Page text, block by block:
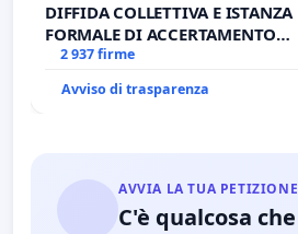
DIFFIDA COLLETTIVA E ISTANZA
FORMALE DI ACCERTAMENTO
CANONICO SU ELEZIONE LEONE
2 937 firme
Avviso di trasparenza
AVVIA LA TUA PETIZIONE
C'è qualcosa